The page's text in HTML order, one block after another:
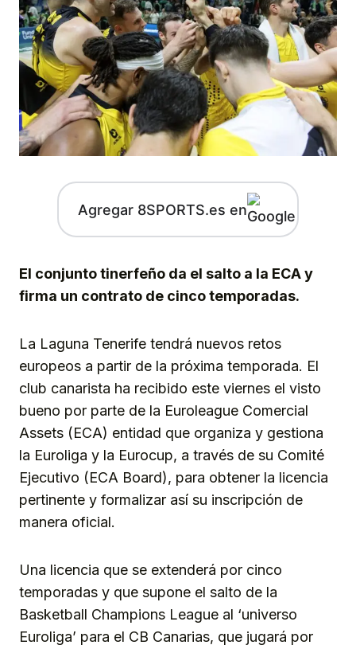
Agregar 8SPORTS.es en
El conjunto tinerfeño da el salto a la ECA y
firma un contrato de cinco temporadas.
La Laguna Tenerife tendrá nuevos retos
europeos a partir de la próxima temporada. El
club canarista ha recibido este viernes el visto
bueno por parte de la Euroleague Comercial
Assets (ECA) entidad que organiza y gestiona
la Euroliga y la Eurocup, a través de su Comité
Ejecutivo (ECA Board), para obtener la licencia
pertinente y formalizar así su inscripción de
manera oficial.
Una licencia que se extenderá por cinco
temporadas y que supone el salto de la
Basketball Champions League al ‘universo
Euroliga’ para el CB Canarias, que jugará por